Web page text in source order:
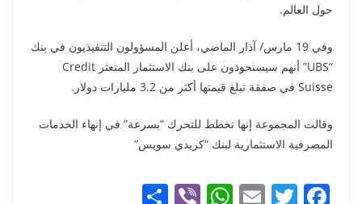
حول العالم.
وفي 19 مارس/ آذار الماضي، أعلن المسؤولون التنفيذيون في بنك
“UBS” أنهم سيستحوذون على بنك الاستثمار المتعثر Credit
Suisse في صفقة تبلغ قيمتها أكثر من 3.2 مليارات دولار.
وقالت المجموعة إنها تخطط للتحرك “بسرعة” في إنهاء الخدمات
المصرفية الاستثمارية لبنك “كريدي سويس”
F
F
T
E
W
Vi